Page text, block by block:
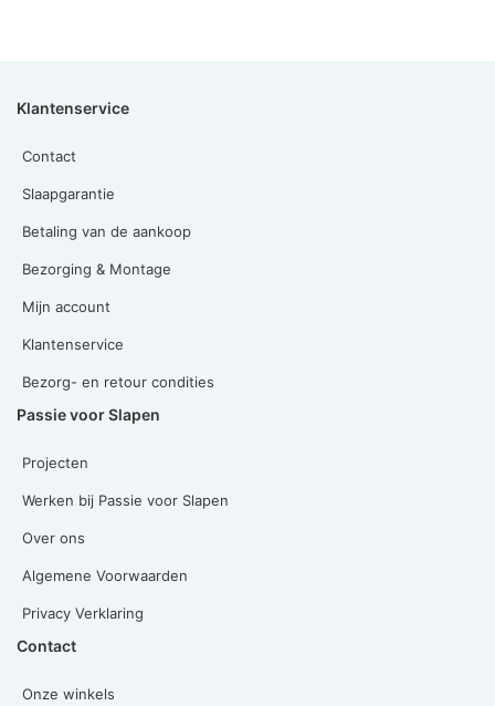
Klantenservice
Contact
Slaapgarantie
Betaling van de aankoop
Bezorging & Montage
Mijn account
Klantenservice
Bezorg- en retour condities
Passie voor Slapen
Projecten
Werken bij Passie voor Slapen
Over ons
Algemene Voorwaarden
Privacy Verklaring
Contact
Onze winkels